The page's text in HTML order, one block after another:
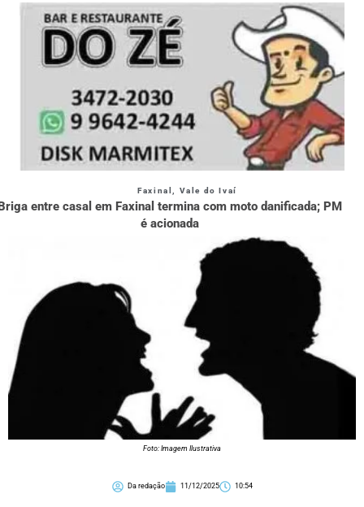
Faxinal Vale do Ivaí
entre casal em Faxinal termina com moto danificada; PM
é acionada
Foto: Imagem Ilustrativa
Da redação 11/12/2025 10:54